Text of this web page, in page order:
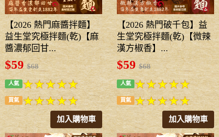
【2026 熱門麻醬拌麵】
益生堂究極拌麵(乾)【麻
醬濃郁回甘...
$59$68
人氣
買氣
加入購物車
【2026 熱門破千包】益
生堂究極拌麵(乾)【微辣
漢方椒香】...
$59$68
人氣
買氣
加入購物車